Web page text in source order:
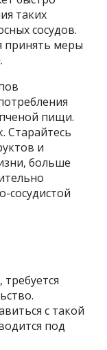
таких
сосудов.
принять меры
пищи.
Старайтесь
и
больше
сосудистой
с такой
под